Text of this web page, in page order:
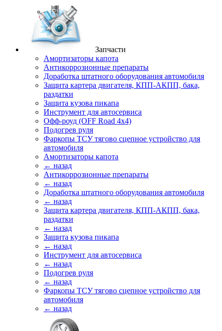
Запчасти
Амортизаторы капота
Антикоррозионные препараты
Доработка штатного оборудования автомобиля
Защита картера двигателя, КПП-АКПП, бака,
раздатки
Защита кузова пикапа
Инструмент для автосервиса
Офф-роуд (OFF Road 4x4)
Подогрев руля
Фаркопы ТСУ тягово сцепное устройство для
автомобиля
Амортизаторы капота
← назад
Антикоррозионные препараты
← назад
Доработка штатного оборудования автомобиля
← назад
Защита картера двигателя, КПП-АКПП, бака,
раздатки
← назад
Защита кузова пикапа
← назад
Инструмент для автосервиса
← назад
Подогрев руля
← назад
Фаркопы ТСУ тягово сцепное устройство для
автомобиля
← назад